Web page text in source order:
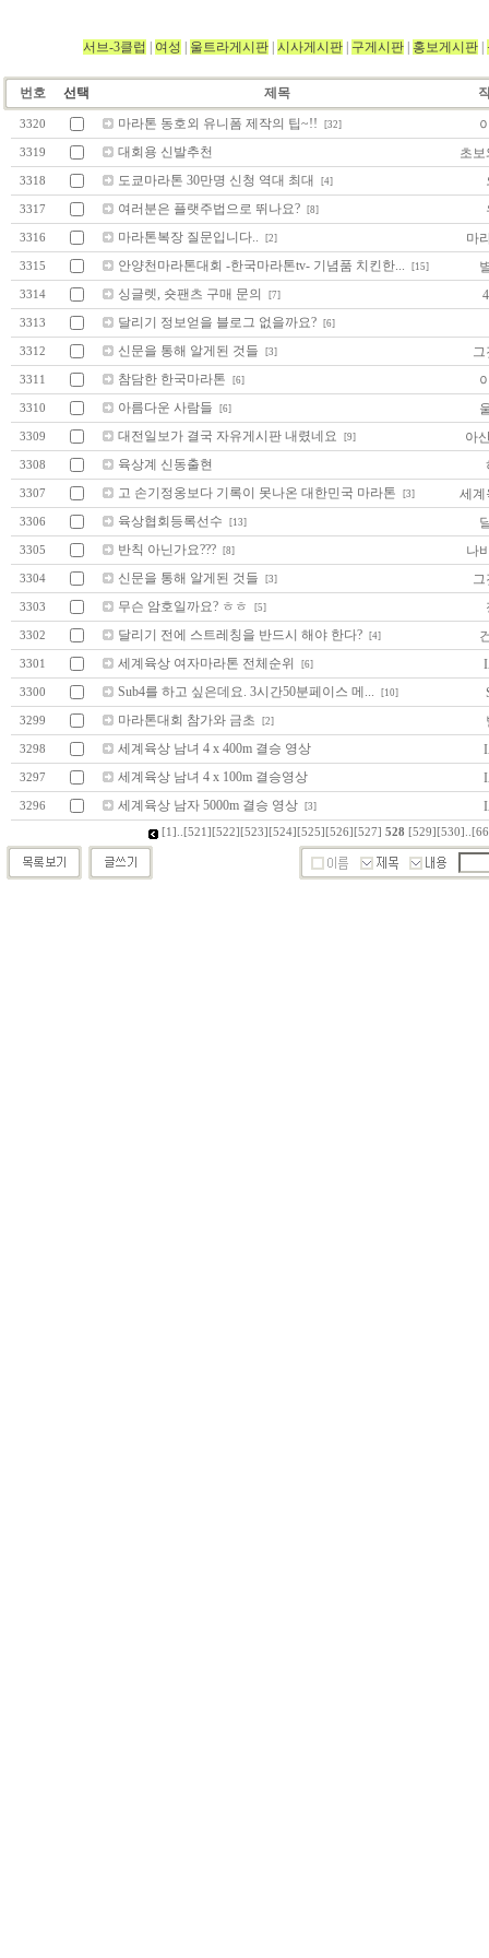
서브-3클럽 여성 울트라게시판 시사게시판 구게시판 홍보게시판
번호 선택 제목
3320 마라톤 동호외 유니폼 제작의 팁~!! [32]
3319 대회용 신발추천 초
3318 도쿄마라톤 30만명 신청 역대 최대 [4]
3317 여러분은 플랫주법으로 뛰나요? [8]
3316 마라톤복장 질문입니다.. [2] 마
3315 안양천마라톤대회 -한국마라톤tv- 기념품 치킨한... [15]
3314 싱글렛, 숏팬츠 구매 문의 [7]
3313 달리기 정보얻을 블로그 없을까요? [6]
3312 신문을 통해 알게된 것들 [3] 그
3311 참담한 한국마라톤 [6]
3310 아름다운 사람들 [6]
3309 대전일보가 결국 자유게시판 내렸네요 [9] 아
3308 육상계 신동출현
3307 고 손기정옹보다 기록이 못나온 대한민국 마라톤 [3] 세계
3306 육상협회등록선수 [13]
3305 반칙 아닌가요??? [8] 나
3304 신문을 통해 알게된 것들 [3] 그
3303 무슨 암호일까요? ㅎㅎ [5]
3302 달리기 전에 스트레칭을 반드시 해야 한다? [4]
3301 세계육상 여자마라톤 전체순위 [6]
3300 Sub4를 하고 싶은데요. 3시간50분페이스 메... [10]
3299 마라톤대회 참가와 금초 [2]
3298 세계육상 남녀 4 x 400m 결승 영상
3297 세계육상 남녀 4 x 100m 결승영상
3296 세계육상 남자 5000m 결승 영상 [3]
[1] [521] [522] [523] [524] [525] [526] [527] 528 [529] [530]